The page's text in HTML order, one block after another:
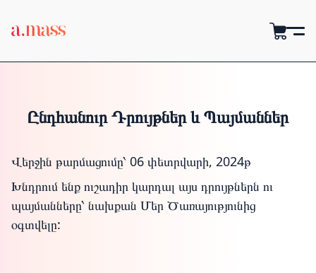
Ընդհանուր Դրույթներ և Պայմաններ
Վերջին թարմացումը՝ 06 փետրվարի, 2024թ
Խնդրում ենք ուշադիր կարդալ այս դրույթներն ու
պայմանները՝ նախքան Մեր Ծառայությունից
օգտվելը: